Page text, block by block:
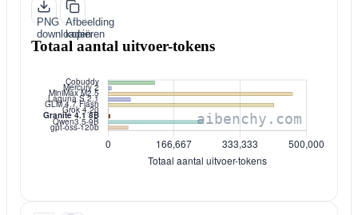
PNG
downloaden
Afbeelding
kopiëren
Totaal aantal uitvoer-tokens